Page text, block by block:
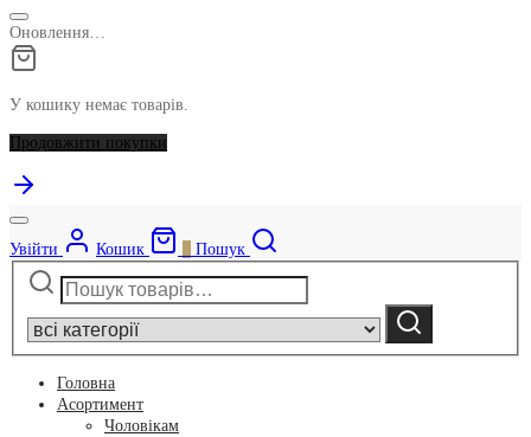
Оновлення…
У кошику немає товарів.
Продовжити покупки
Увійти Кошик
Пошук
Шукати:
category:
Шукати
Головна
Асортимент
Чоловікам